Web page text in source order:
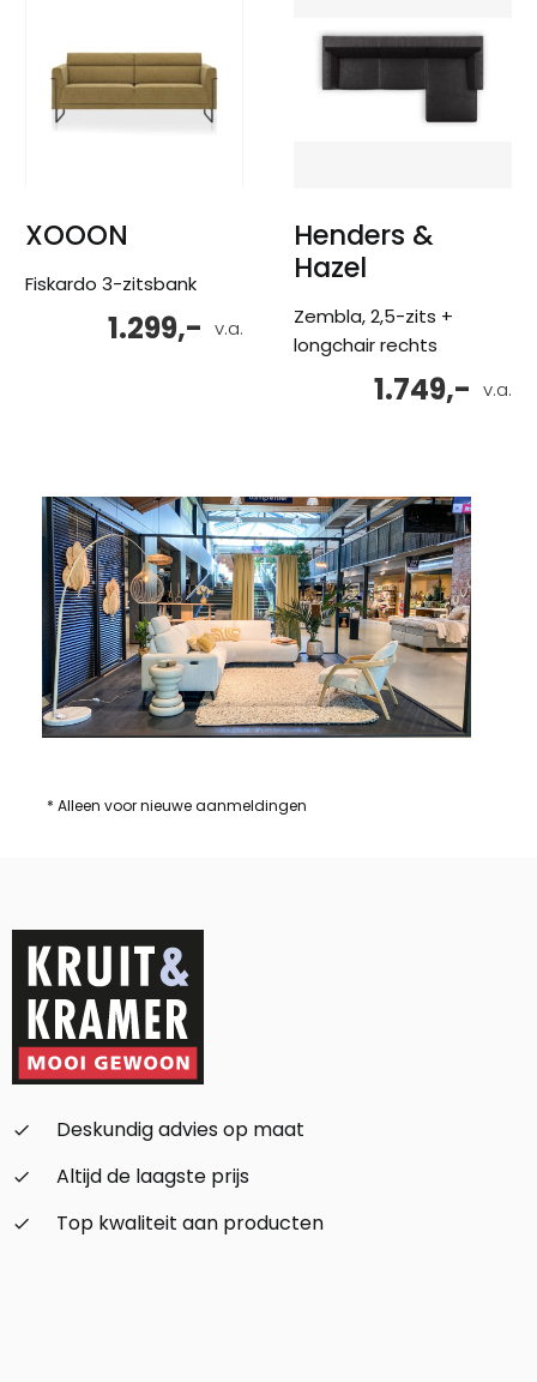
XOOON
Fiskardo 3-zitsbank
v.a.
1.299,-
Henders &
Hazel
Zembla, 2,5-zits +
longchair rechts
v.a.
1.749,-
* Alleen voor nieuwe aanmeldingen
check_small
Deskundig advies op maat
check_small
Altijd de laagste prijs
check_small
Top kwaliteit aan producten